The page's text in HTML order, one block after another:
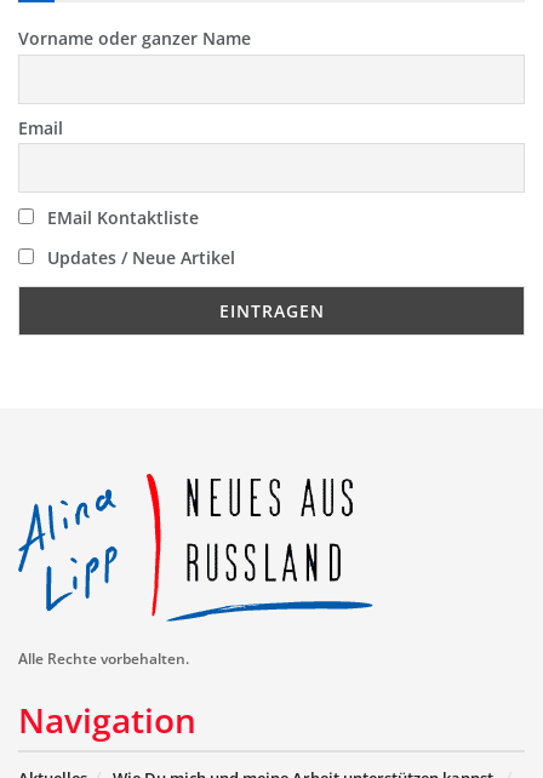
Vorname oder ganzer Name
Email
EMail Kontaktliste
Updates / Neue Artikel
Alle Rechte vorbehalten.
Navigation